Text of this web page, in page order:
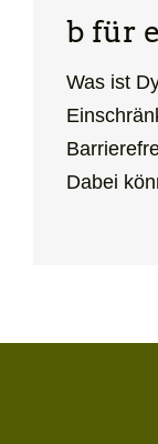
b für
Was ist
Dabei